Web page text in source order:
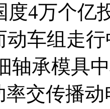
4万个亿
动车组走
轴承模具
交传播